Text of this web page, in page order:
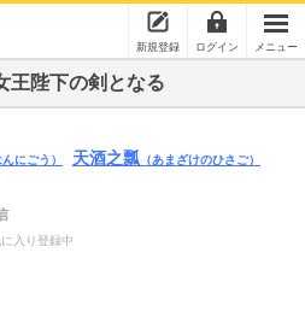
新規登録 ログイン メニュー
王陛下の剣となる
んにごう） 天酒之瓢 （あまざけのひさご）
入り登録中